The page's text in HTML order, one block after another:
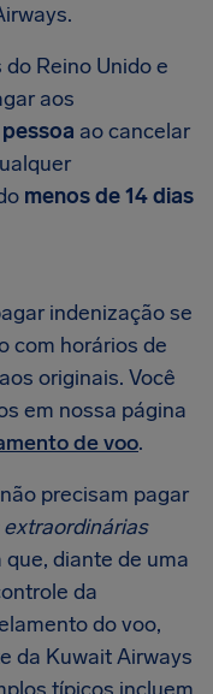
Reino Unido e
aos
ao cancelar
menos de 14 dias
indenização se
com horários de
originais. Você
em nossa página
de voo.
precisam pagar
diante de uma
da
do voo,
da Kuwait Airways